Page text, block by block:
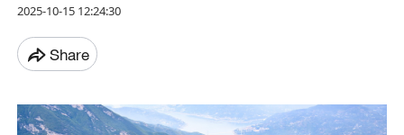
2025-10-15 12:24:30
Share